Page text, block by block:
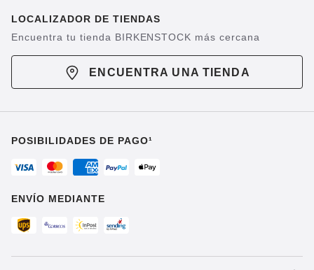
LOCALIZADOR DE TIENDAS
Encuentra tu tienda BIRKENSTOCK más cercana
ENCUENTRA UNA TIENDA
POSIBILIDADES DE PAGO¹
ENVÍO MEDIANTE